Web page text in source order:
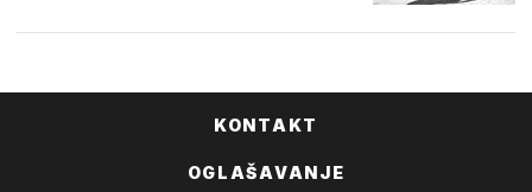
KONTAKT
OGLAŠAVANJE